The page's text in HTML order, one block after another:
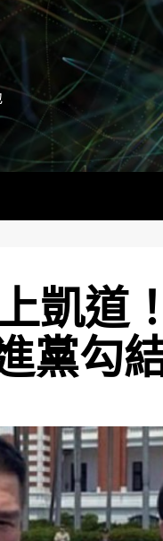
凱道
黨勾